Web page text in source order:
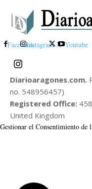
FacebookInstagram X Youtube
Diarioaragones.com.
no. 548956457)
Registered Office:
United Kingdom
Gestionar el Consentimiento de